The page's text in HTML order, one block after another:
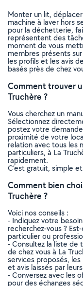
Monter un lit,
machine à laver hors
pour la déchetterie,
représentent des
moment de vous
membres présents
les profils et les avis
basés près de chez
Comment trouver
Truchère ?
Vous cherchez un
Sélectionnez
postez votre
proximité de votre
relation avec tous les
particuliers, à La
rapidement.
C’est gratuit, simple
Comment bien
Truchère ?
Voici nos conseils :
- Indiquez votre
recherchez-vous ?
particulier ou
- Consultez la liste de
de chez vous à La
services proposés,
et avis laissés par
- Conversez avec les
pour des échanges